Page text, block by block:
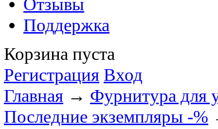
Отзывы
Поддержка
Корзина пуста
Регистрация Вход
Главная → Фурнитура для
Последние экземпляры -%